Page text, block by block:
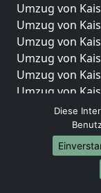
Umzug von
Umzug von
Umzug von
Umzug von
Umzug von
Umzug von
Umzug von
Umzug von
Umzug von
Diese